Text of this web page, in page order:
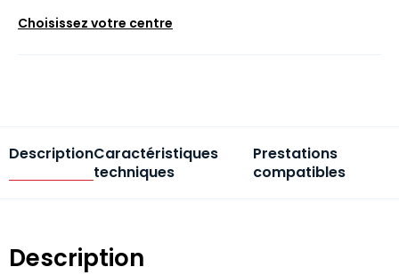
Choisissez votre centre
DescriptionCaractéristiques
techniques
Prestations
compatibles
Description